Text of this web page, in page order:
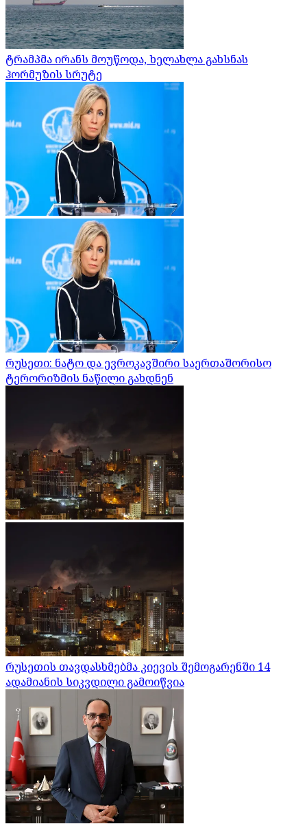
ტრამპმა ირანს მოუწოდა, ხელახლა გახსნას
ჰორმუზის სრუტე
რუსეთი: ნატო და ევროკავშირი საერთაშორისო
ტერორიზმის ნაწილი გახდნენ
რუსეთის თავდასხმებმა კიევის შემოგარენში 14
ადამიანის სიკვდილი გამოიწვია